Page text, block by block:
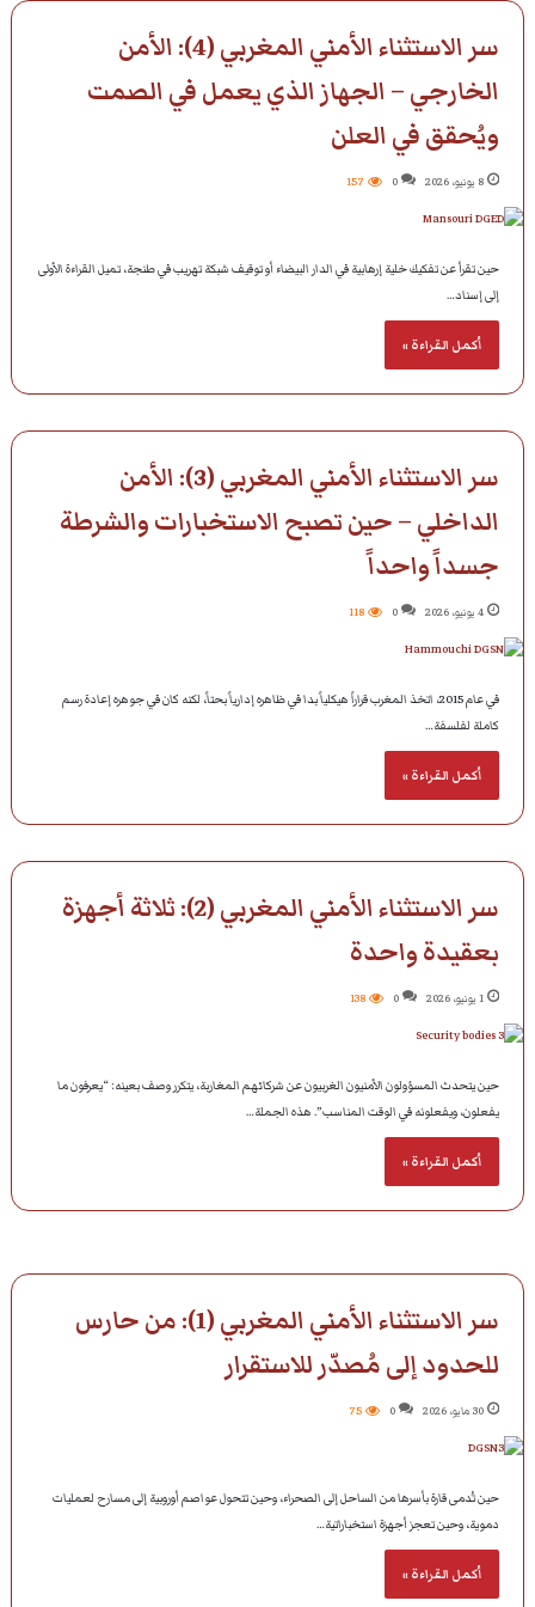
سر الاستثناء الأمني المغربي (4): الأمن
الخارجي – الجهاز الذي يعمل في الصمت
ويُحقق في العلن
8 يونيو، 2026 0
157
حين تقرأ عن تفكيك خلية إرهابية في الدار البيضاء أو توقيف شبكة تهريب في طنجة، تميل القراءة الأولى
إلى إسناد…
أكمل القراءة »
سر الاستثناء الأمني المغربي (3): الأمن
الداخلي – حين تصبح الاستخبارات والشرطة
جسداً واحداً
4 يونيو، 2026 0
118
في عام 2015، اتخذ المغرب قراراً هيكلياً بدا في ظاهره إدارياً بحتاً، لكنه كان في جوهره إعادة رسم
كاملة لفلسفة…
أكمل القراءة »
سر الاستثناء الأمني المغربي (2): ثلاثة أجهزة
بعقيدة واحدة
1 يونيو، 2026 0
138
حين يتحدث المسؤولون الأمنيون الغربيون عن شركائهم المغاربة، يتكرر وصف بعينه: “يعرفون ما
يفعلون، ويفعلونه في الوقت المناسب”. هذه الجملة…
أكمل القراءة »
سر الاستثناء الأمني المغربي (1): من حارس
للحدود إلى مُصدّر للاستقرار
30 مايو، 2026 0
75
حين تُدمى قارة بأسرها من الساحل إلى الصحراء، وحين تتحول عواصم أوروبية إلى مسارح لعمليات
دموية، وحين تعجز أجهزة استخباراتية…
أكمل القراءة »